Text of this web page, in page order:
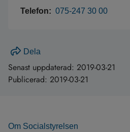
Telefon: 075-247 30 00
Dela
Senast uppdaterad: 2019-03-21
Publicerad: 2019-03-21
Om Socialstyrelsen